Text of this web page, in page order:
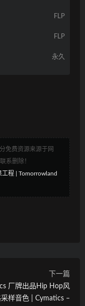
FLP
FLP
永久
免费资源来源于网
系删除！
程 | Tomorrowland
下一篇
厂牌出品Hip Hop风
样音色 | Cymatics –